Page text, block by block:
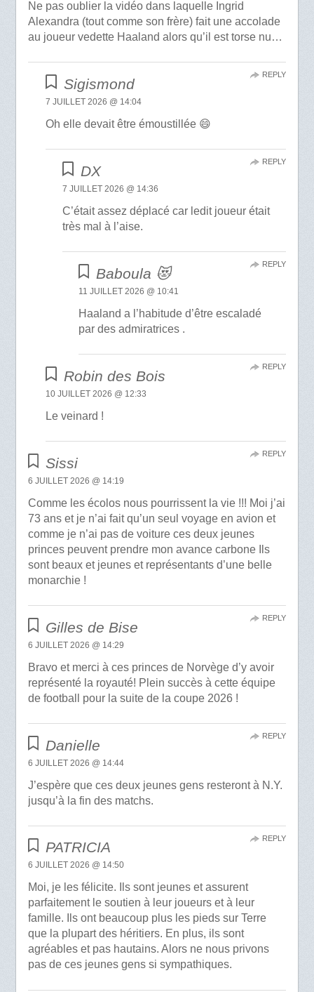
Ne pas oublier la vidéo dans laquelle Ingrid
Alexandra (tout comme son frère) fait une accolade
au joueur vedette Haaland alors qu’il est torse nu…
Sigismond
7 JUILLET 2026 @ 14:04
Oh elle devait être émoustillée 😄
REPLY
DX
7 JUILLET 2026 @ 14:36
C’était assez déplacé car ledit joueur était
très mal à l’aise.
REPLY
Baboula 😻
11 JUILLET 2026 @ 10:41
Haaland a l’habitude d’être escaladé
par des admiratrices .
REPLY
Robin des Bois
10 JUILLET 2026 @ 12:33
Le veinard !
REPLY
Sissi
6 JUILLET 2026 @ 14:19
Comme les écolos nous pourrissent la vie !!! Moi j’ai
73 ans et je n’ai fait qu’un seul voyage en avion et
comme je n’ai pas de voiture ces deux jeunes
princes peuvent prendre mon avance carbone Ils
sont beaux et jeunes et représentants d’une belle
monarchie !
REPLY
Gilles de Bise
6 JUILLET 2026 @ 14:29
Bravo et merci à ces princes de Norvège d’y avoir
représenté la royauté! Plein succès à cette équipe
de football pour la suite de la coupe 2026 !
REPLY
Danielle
6 JUILLET 2026 @ 14:44
J’espère que ces deux jeunes gens resteront à N.Y.
jusqu’à la fin des matchs.
REPLY
PATRICIA
6 JUILLET 2026 @ 14:50
Moi, je les félicite. Ils sont jeunes et assurent
parfaitement le soutien à leur joueurs et à leur
famille. Ils ont beaucoup plus les pieds sur Terre
que la plupart des héritiers. En plus, ils sont
agréables et pas hautains. Alors ne nous privons
pas de ces jeunes gens si sympathiques.
REPLY